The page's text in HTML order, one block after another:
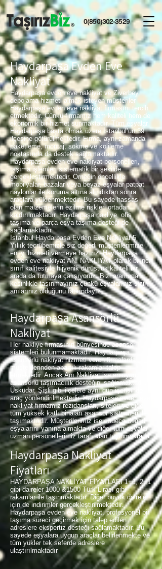
0(850)302-3529
Haydarpaşa Evden Eve
Nakliyat
Haydarpaşa evden eve nakliyat ve Ziverbey
depolama hizmeti almak isteyen müşteriler
Haydarpaşa evden eve nakliyat firmasını tercih
etmektedir. Çünkü firmamız hem kaliteli hem de
ekonomik bir hizmet sunmaktadır. Tüm eşyalar
Haydarpaşa başta olmak üzere İstanbul’un 39
ilçesine götürülmektedir. Firma, aynı zamanda
paketleme, montaj, sökme ve kolileme
noktasında da destek sağlamaktadır.
Haydarpaşa evden eve nakliyat personelleri,
taşıma işlemleri sistematik bir şekilde
gerçekleştirmektedir. Örneğin öncellikle
mobilyalar, bazalar veya beyaz eşyalar patpat
naylonlar ile koruma altına alındıktan sonra
araçlara yüklenmektedir. Bu sayede hassas
olan malzemelerin ezilme riskleri ortadan
kaldırılmaktadır. Haydarpaşa nakliye, ofis
taşıma ve parça eşya taşıma desteği de
sağlamaktadır.
İstanbul Haydarpaşa Evden Eve Nakliyat 5
Yıllık tecrübemizle siz değerli müşterilerimize
en iyi hizmeti vermeye hazırız. Haydarpaşa
evden eve nakliyat ANI NAKLİYAT olarak birinci
sınıf kalitesiyle hijyenik dürüstlük kaliteli bir
arada da tutmaya çalışıyoruz. Bizi aramadan
kesinlikle taşınmayınız çünkü eşyalarınız sizin
anılarınız olduğunu farkındayız.
Haydarpaşa Asansörlü
Nakliyat
Her nakliye firmasının bünyesinde asansör
sistemleri bulunmamaktadır. Haydarpaşa
asansörlü nakliyat hizmeti veren firmalarda
müşterilerinden abartılı rakamlar talep
etmektedir. Ancak Anı Nakliyat ise en uygun
asansörlü taşımacılık desteğini sağlamaktadır.
Üsküdar, Şişli gibi ilçelere aynı gün içerisinde
araç yönlendirilmektedir. Haydarpaşa evden eve
nakliyat firmamız rezidansları, siteleri ve diğer
tüm yüksek katlı binaları asansör sistemleri ile
taşımaktadır. Müşterilerimiz ise sadece değerli
eşyalarını yanına almakta ve diğer tüm eşyalar
uzman personellerimiz tarafından taşınmaktadır.
Haydarpaşa Nakliyat
Fiyatları
HAYDARPAŞA NAKLİYAT FİYATLARI 1+1, 2+1
gibi daireler 1000 &1500 Türk Lirası gibi
rakamlar ile taşınmaktadır. Diğer büyük daireler
için de indirimler gerçekleştirilmektedir.
Haydarpaşa evden eve nakliyat, profesyonel bir
taşıma süreci geçirmek için talep edilen
adreslere ekspertiz desteği sağlamaktadır. Bu
sayede eşyalara uygun araçlar belirlenmekte ve
tüm yükler tek seferde adreslere
ulaştırılmaktadır